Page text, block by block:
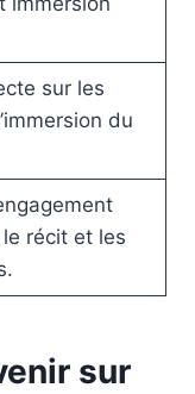
sur les
du
récit et les
sur